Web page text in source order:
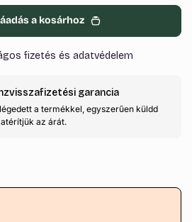
a kosárhoz
fizetés és adatvédelem
garancia
a termékkel, egyszerűen küldd
az árát.